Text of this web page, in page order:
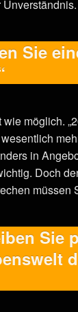
Sie
möglich.
in
Doch
müssen
Sie